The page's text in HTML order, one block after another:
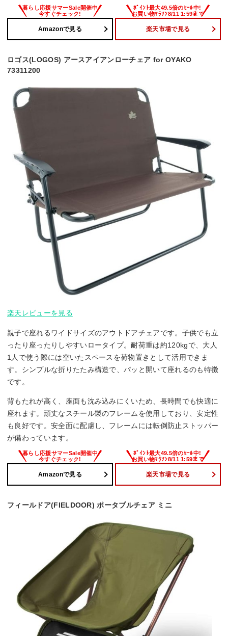
Amazonで見る 楽天市場で見る
ロゴス(LOGOS) アースアイアンローチェア for OYAKO
73311200
楽天レビューを見る
親子で座れるワイドサイズのアウトドアチェアです。子供でも立
ったり座ったりしやすいロータイプ。耐荷重は約120kgで、大人
1人で使う際には空いたスペースを荷物置きとして活用できま
す。シンプルな折りたたみ構造で、パッと開いて座れるのも特徴
です。
背もたれが高く、座面も沈み込みにくいため、長時間でも快適に
座れます。頑丈なスチール製のフレームを使⽤しており、安定性
も良好です。安全面に配慮し、フレームには転倒防止ストッパー
が備わっています。
Amazonで見る 楽天市場で見る
フィールドア(FIELDOOR) ポータブルチェア ミニ